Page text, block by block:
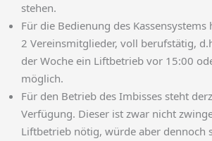
stehen.
Für die Bedienung des
2 Vereinsmitglieder, voll berufstätig,
der Woche ein Liftbetrieb vor 15:00
möglich.
Für den Betrieb des Imbisses steht
Verfügung. Dieser ist zwar nicht
Liftbetrieb nötig, würde aber dennoch